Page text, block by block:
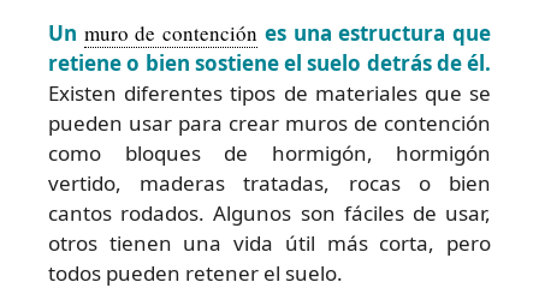
Un muro de contención es una estructura que
retiene o bien sostiene el suelo detrás de él.
Existen diferentes tipos de materiales que se
pueden usar para crear muros de contención
como bloques de hormigón, hormigón
vertido, maderas tratadas, rocas o bien
cantos rodados. Algunos son fáciles de usar,
otros tienen una vida útil más corta, pero
todos pueden retener el suelo.